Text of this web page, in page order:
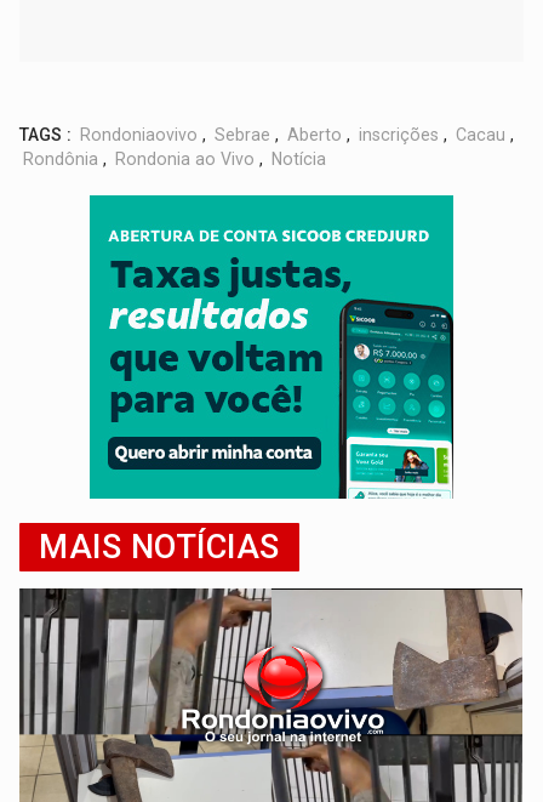
TAGS : Rondoniaovivo , Sebrae , Aberto , inscrições , Cacau ,
Rondônia , Rondonia ao Vivo , Notícia
MAIS NOTÍCIAS